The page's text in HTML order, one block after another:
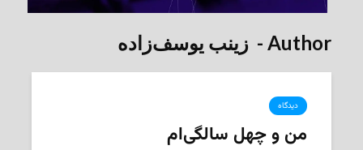
Author - ‌ زینب یوسف‌زاده
دیدگاه
من و چهل سالگی‌ام